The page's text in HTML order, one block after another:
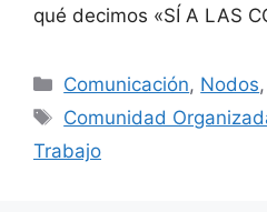
qué decimos «SÍ A LAS
Comunicación, Nodos,
Comunidad
Trabajo